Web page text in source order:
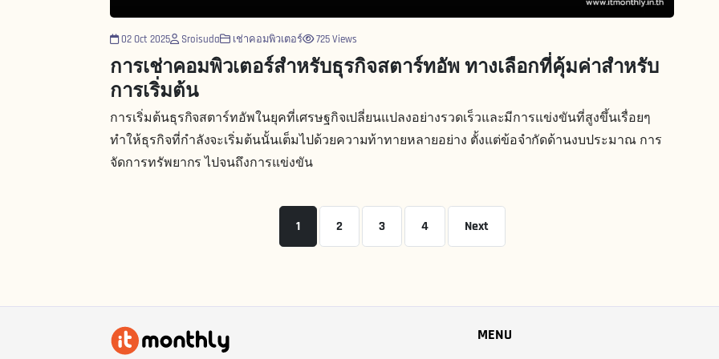
02 Oct 2025 Sroisuda เช่าคอมพิวเตอร์ 725 Views
การเช่าคอมพิวเตอร์สำหรับธุรกิจสตาร์ทอัพ ทางเลือกที่คุ้มค่าสำหรับ
การเริ่มต้น
การเริ่มต้นธุรกิจสตาร์ทอัพในยุคที่เศรษฐกิจเปลี่ยนแปลงอย่างรวดเร็วและมีการแข่งขันที่สูงขึ้นเรื่อยๆ
ทำให้ธุรกิจที่กำลังจะเริ่มต้นนั้นเต็มไปด้วยความท้าทายหลายอย่าง ตั้งแต่ข้อจำกัดด้านงบประมาณ การ
จัดการทรัพยากร ไปจนถึงการแข่งขัน
1 2 3 4 Next
MENU